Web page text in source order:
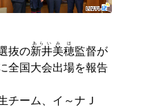
抜の新井
あらい
美穂
みほ
監督が
全国大会出場を報告
チーム、イ～ナＪ